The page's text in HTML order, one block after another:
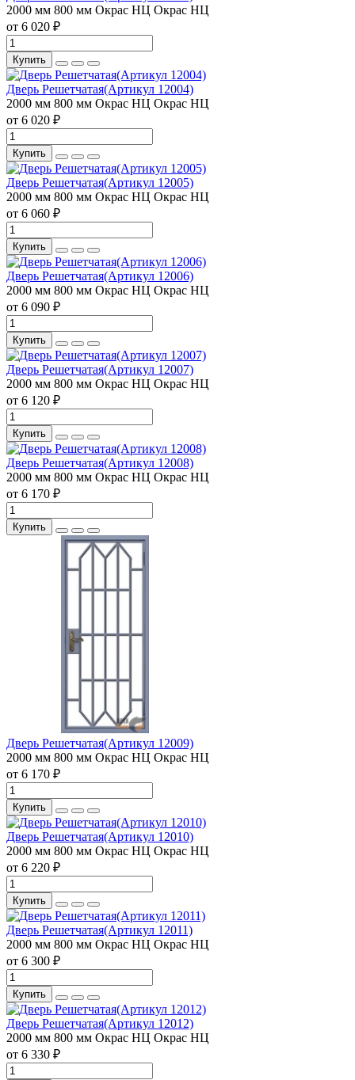
2000 мм 800 мм Окрас НЦ Окрас НЦ
от 6 020 ₽
Купить
Дверь Решетчатая(Артикул 12004)
2000 мм 800 мм Окрас НЦ Окрас НЦ
от 6 020 ₽
Купить
Дверь Решетчатая(Артикул 12005)
2000 мм 800 мм Окрас НЦ Окрас НЦ
от 6 060 ₽
Купить
Дверь Решетчатая(Артикул 12006)
2000 мм 800 мм Окрас НЦ Окрас НЦ
от 6 090 ₽
Купить
Дверь Решетчатая(Артикул 12007)
2000 мм 800 мм Окрас НЦ Окрас НЦ
от 6 120 ₽
Купить
Дверь Решетчатая(Артикул 12008)
2000 мм 800 мм Окрас НЦ Окрас НЦ
от 6 170 ₽
Купить
Дверь Решетчатая(Артикул 12009)
2000 мм 800 мм Окрас НЦ Окрас НЦ
от 6 170 ₽
Купить
Дверь Решетчатая(Артикул 12010)
2000 мм 800 мм Окрас НЦ Окрас НЦ
от 6 220 ₽
Купить
Дверь Решетчатая(Артикул 12011)
2000 мм 800 мм Окрас НЦ Окрас НЦ
от 6 300 ₽
Купить
Дверь Решетчатая(Артикул 12012)
2000 мм 800 мм Окрас НЦ Окрас НЦ
от 6 330 ₽